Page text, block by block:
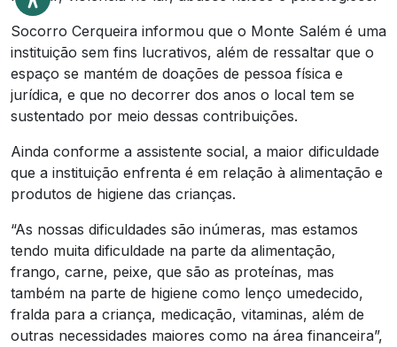
Socorro Cerqueira informou que o Monte Salém é uma
instituição sem fins lucrativos, além de ressaltar que o
espaço se mantém de doações de pessoa física e
jurídica, e que no decorrer dos anos o local tem se
sustentado por meio dessas contribuições.
Ainda conforme a assistente social, a maior dificuldade
que a instituição enfrenta é em relação à alimentação e
produtos de higiene das crianças.
“As nossas dificuldades são inúmeras, mas estamos
tendo muita dificuldade na parte da alimentação,
frango, carne, peixe, que são as proteínas, mas
também na parte de higiene como lenço umedecido,
fralda para a criança, medicação, vitaminas, além de
outras necessidades maiores como na área financeira”,